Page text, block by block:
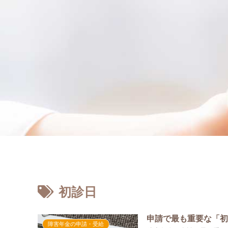
初診日
障害年金の申請・受給
申請で最も重要な「